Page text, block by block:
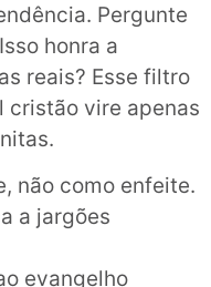
Pergunte
honra a
reais? Esse filtro
cristão vire apenas
não como enfeite.
a jargões
evangelho